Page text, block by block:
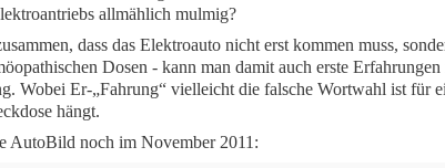
allmählich mulmig?
dass das Elektroauto nicht erst kommen muss,
Dosen - kann man damit auch erste
Wobei Er-„Fahrung“ vielleicht die falsche Wortwahl ist für
hängt.
AutoBild noch im November 2011: